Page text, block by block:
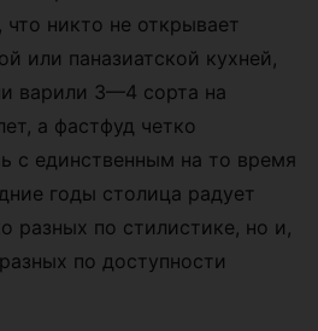
никто не открывает
или паназиатской кухней,
варили 3—4 сорта на
а фастфуд четко
с единственным на то время
годы столица радует
разных по стилистике, но и,
по доступности